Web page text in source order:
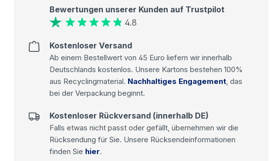
Bewertungen unserer Kunden auf Trustpilot
4.8
Kostenloser Versand
Ab einem Bestellwert von 45 Euro liefern wir innerhalb
Deutschlands kostenlos. Unsere Kartons bestehen 100%
aus Recyclingmaterial. Nachhaltiges Engagement, das
bei der Verpackung beginnt.
Kostenloser Rückversand (innerhalb DE)
Falls etwas nicht passt oder gefällt, übernehmen wir die
Rücksendung für Sie. Unsere Rücksendeinformationen
finden Sie hier.